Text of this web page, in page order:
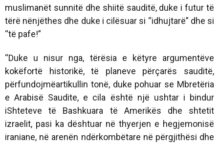
muslimanët sunnitë dhe shiitë sauditë, duke i futur të
tërë nënjëthes dhe duke i cilësuar si “idhujtarë” dhe si
“të pafe!”
“Duke u nisur nga, tërësia e këtyre argumentëve
kokëfortë historikë, të planeve përçarës sauditë,
përfundojmëartikullin tonë, duke pohuar se Mbretëria
e Arabisë Saudite, e cila është një ushtar i bindur
iShteteve të Bashkuara të Amerikës dhe shtetit
izraelit, pasi ka dështuar në thyerjen e hegjemonisë
iraniane, në arenën ndërkombëtare në përgjithësi dhe